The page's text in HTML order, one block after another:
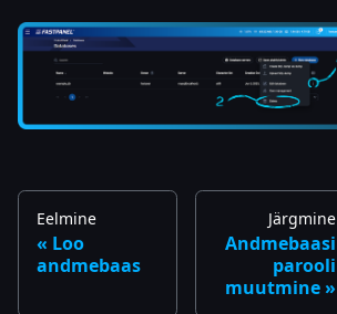
Eelmine
Loo
andmebaas
Järgmine
Andmebaasi
parooli
muutmine